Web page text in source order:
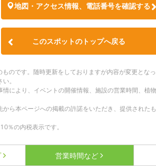
地図・アクセス情報、電話番号を確認する
このスポットのトップへ戻る
のです。随時更新をしておりますが内容が変更とな
。
により、イベントの開催情報、施設の営業時間、植
ら本ページへの掲載の許諾をいただき、提供された
％の内税表示です。
営業時間など